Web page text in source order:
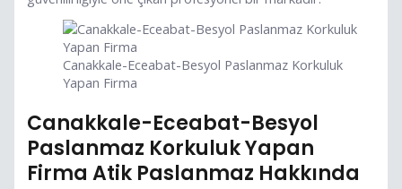
Canakkale-Eceabat-Besyol Paslanmaz Korkuluk
Yapan Firma
Canakkale-Eceabat-Besyol
Paslanmaz Korkuluk Yapan
Firma Atik Paslanmaz Hakkında